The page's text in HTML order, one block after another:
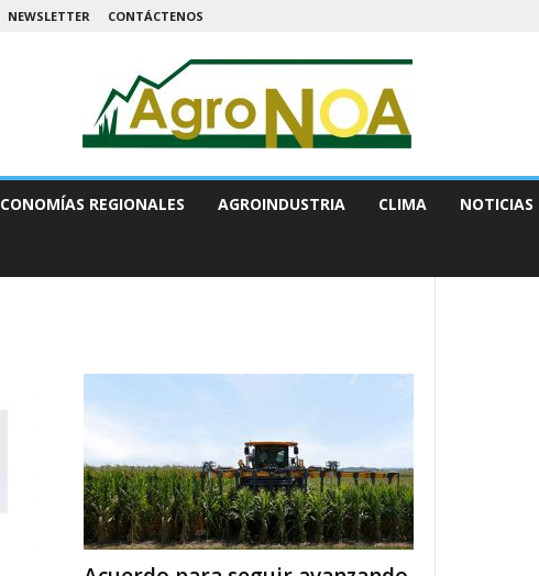
NEWSLETTER CONTÁCTENOS
REGIONALES AGROINDUSTRIA CLIMA NOTICIAS